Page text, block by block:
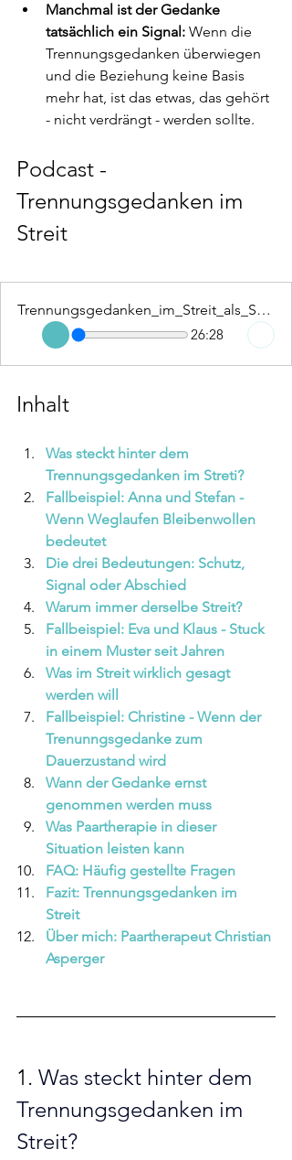
Manchmal ist der Gedanke
tatsächlich ein Signal: Wenn die
Trennungsgedanken überwiegen
und die Beziehung keine Basis
mehr hat, ist das etwas, das gehört
- nicht verdrängt - werden sollte.
Podcast -
Trennungsgedanken im
Streit
Trennungsgedanken_im_Streit_als_Schutzreflex
26:28
Inhalt
Was steckt hinter dem
Trennungsgedanken im Streti?
Fallbeispiel: Anna und Stefan -
Wenn Weglaufen Bleibenwollen
bedeutet
Die drei Bedeutungen: Schutz,
Signal oder Abschied
Warum immer derselbe Streit?
Fallbeispiel: Eva und Klaus - Stuck
in einem Muster seit Jahren
Was im Streit wirklich gesagt
werden will
Fallbeispiel: Christine - Wenn der
Trenunngsgedanke zum
Dauerzustand wird
Wann der Gedanke ernst
genommen werden muss
Was Paartherapie in dieser
Situation leisten kann
FAQ: Häufig gestellte Fragen
Fazit: Trennungsgedanken im
Streit
Über mich: Paartherapeut Christian
Asperger
1. Was steckt hinter dem
Trennungsgedanken im
Streit?